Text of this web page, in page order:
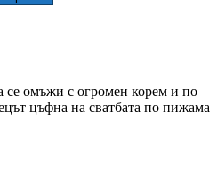
се омъжи с огромен корем и по
цъфна на сватбата по пижама